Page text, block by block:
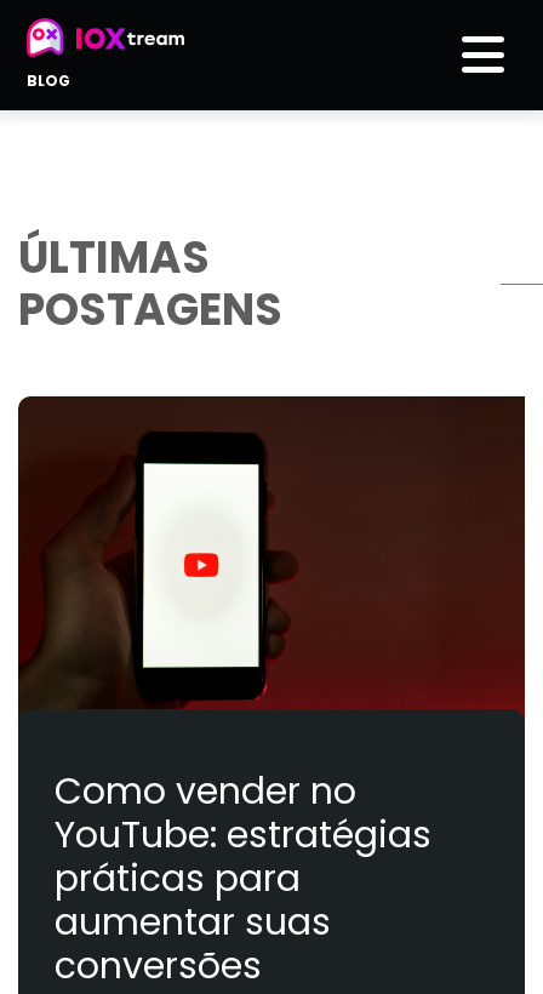
BLOG
ÚLTIMAS
POSTAGENS
Como vender no
YouTube: estratégias
práticas para
aumentar suas
conversões